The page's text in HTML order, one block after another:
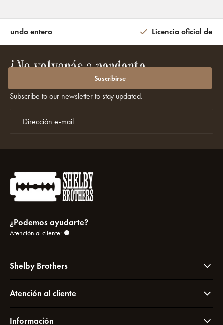
mundo entero Licencia oficial de
¿No volverás a perderte
promociones ni descuentos?
Subscribe to our newsletter to stay updated.
Suscribirse
¿Podemos ayudarte?
Atención al cliente:
Shelby Brothers
Atención al cliente
Información